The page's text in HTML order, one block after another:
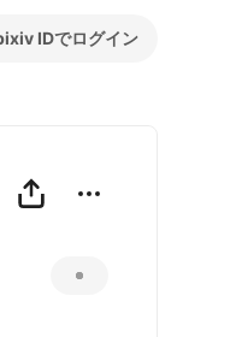
IDでログイン